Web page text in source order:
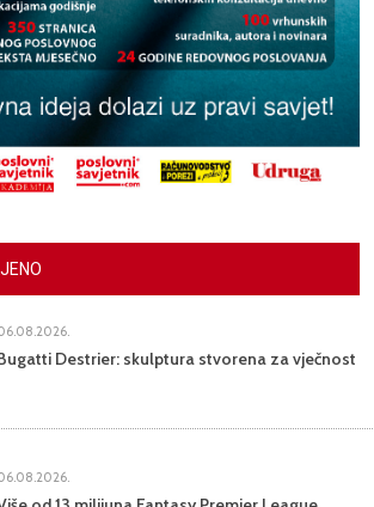
Destrier: skulptura stvorena za vječnost